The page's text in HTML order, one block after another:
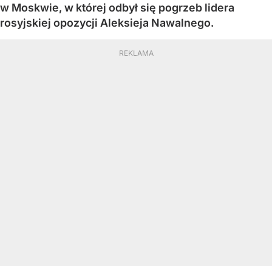
w Moskwie, w której odbył się pogrzeb lidera
rosyjskiej opozycji Aleksieja Nawalnego.